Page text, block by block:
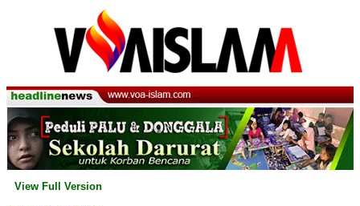
View Full Version